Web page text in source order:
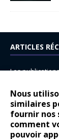
Nous
similaires
fournir nos
comment
pouvoir
ARTICLES
Les
14 juillet :
Renault
Peugeot E-208